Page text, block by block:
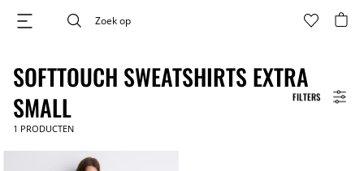
FILTERS
SOFTTOUCH SWEATSHIRTS EXTRA
SMALL
1 PRODUCTEN